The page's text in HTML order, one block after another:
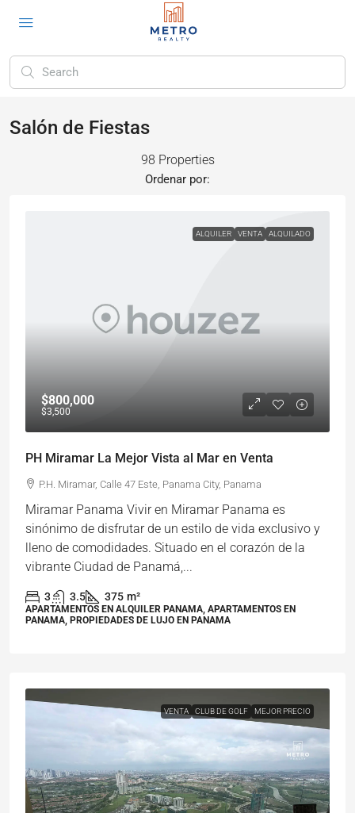
Salón de Fiestas
98 Properties
Ordenar por:
ALQUILER VENTA ALQUILADO
$800,000
$3,500
PH Miramar La Mejor Vista al Mar en Venta
P.H. Miramar, Calle 47 Este, Panama City, Panama
Miramar Panama Vivir en Miramar Panama es
sinónimo de disfrutar de un estilo de vida exclusivo y
lleno de comodidades. Situado en el corazón de la
vibrante Ciudad de Panamá,...
3 3.5 375 m²
APARTAMENTOS EN ALQUILER PANAMA, APARTAMENTOS EN
PANAMA, PROPIEDADES DE LUJO EN PANAMA
VENTA CLUB DE GOLF MEJOR PRECIO